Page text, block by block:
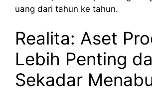
uang dari tahun ke tahun.
Realita: Aset
Lebih Penting
Sekadar